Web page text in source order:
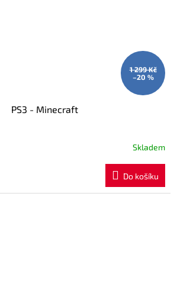
1 299 Kč
–20 %
PS3 - Minecraft
Skladem
Do košíku